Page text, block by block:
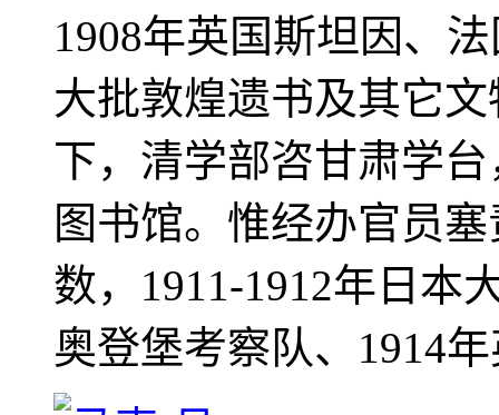
1908年英国斯坦因、
大批敦煌遗书及其它
下，清学部咨甘肃学
图书馆。惟经办官员
数，1911-1912年日本
奥登堡考察队、1914